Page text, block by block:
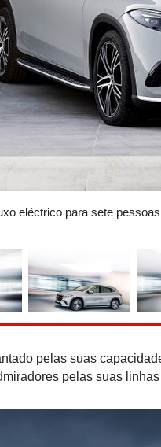
eléctrico para sete pessoas
pelas suas
pelas suas